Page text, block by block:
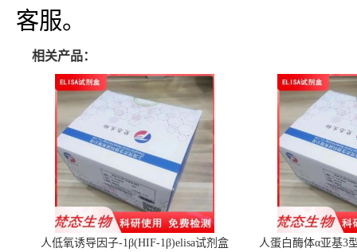
客服。
相关产品：
人低氧诱导因子-1β(HIF-1β)elisa试剂盒 人蛋白酶体α亚基3